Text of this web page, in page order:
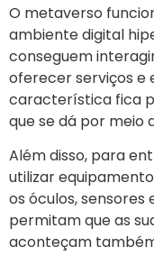
O metaverso
ambiente digital
conseguem
oferecer serviços e
característica fica
que se dá por meio
Além disso, para
utilizar
os óculos, sensores
permitam que as
aconteçam